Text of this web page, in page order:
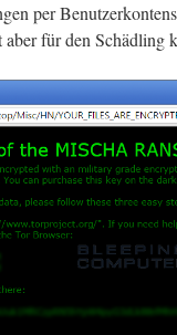
per
für den Schädling